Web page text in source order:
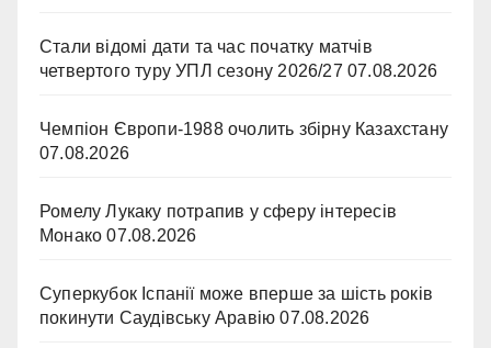
Стали відомі дати та час початку матчів
четвертого туру УПЛ сезону 2026/27 07.08.2026
Чемпіон Європи-1988 очолить збірну Казахстану
07.08.2026
Ромелу Лукаку потрапив у сферу інтересів
Монако 07.08.2026
Суперкубок Іспанії може вперше за шість років
покинути Саудівську Аравію 07.08.2026